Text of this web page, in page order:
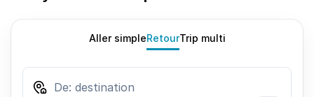
Aller simpleRetourTrip multi